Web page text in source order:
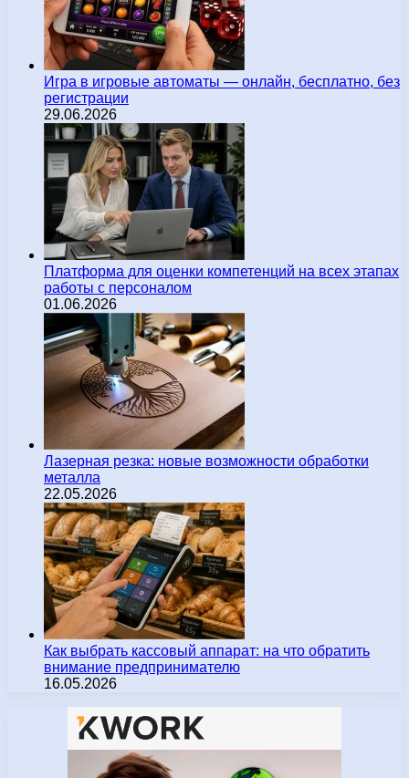
Игра в игровые автоматы — онлайн, бесплатно, без
регистрации
29.06.2026
Платформа для оценки компетенций на всех этапах
работы с персоналом
01.06.2026
Лазерная резка: новые возможности обработки
металла
22.05.2026
Как выбрать кассовый аппарат: на что обратить
внимание предпринимателю
16.05.2026